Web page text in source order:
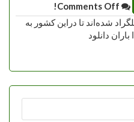
شده‌اند تا دراین کشور به
دانلود